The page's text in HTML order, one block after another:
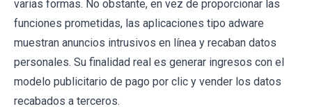
varias formas. No obstante, en vez de proporcionar las
funciones prometidas, las aplicaciones tipo adware
muestran anuncios intrusivos en línea y recaban datos
personales. Su finalidad real es generar ingresos con el
modelo publicitario de pago por clic y vender los datos
recabados a terceros.